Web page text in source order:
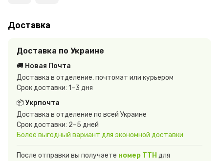
Доставка
Доставка по Украине
🚚 Новая Почта
Доставка в отделение, почтомат или курьером
Срок доставки: 1–3 дня
📦 Укрпочта
Доставка в отделение по всей Украине
Срок доставки: 2–5 дней
Более выгодный вариант для экономной доставки
После отправки вы получаете номер ТТН для